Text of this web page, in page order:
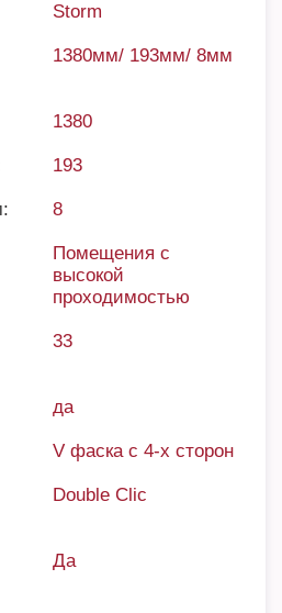
Storm
1380мм/ 193мм/ 8мм
1380
193
8
Помещения с
высокой
проходимостью
33
да
V фаска с 4-х сторон
Double Clic
Да